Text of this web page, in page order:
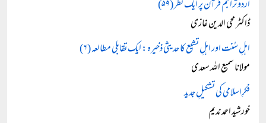
اردو تراجم قرآن پر ایک نظر (۵۹)
ڈاکٹر محی الدین غازی
اہلِ سُنت اور اہلِ تشیع کا حدیثی ذخیرہ: ایک تقابلی مطالعہ (۶)
مولانا سمیع اللہ سعدی
فکرِاسلامی کی تشکیلِ جدید
خورشید احمد ندیم